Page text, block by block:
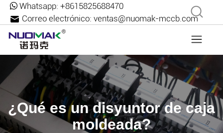
Whatsapp: +8615825688470
Correo electrónico: ventas@nuomak-mccb.com
¿Qué es un disyuntor de caja
moldeada?